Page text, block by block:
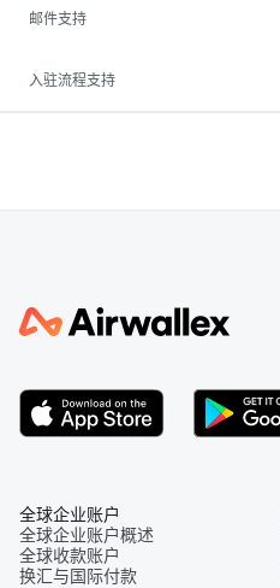
邮件支持
入驻流程支持
全球企业账户
全球企业账户概述
全球收款账户
换汇与国际付款